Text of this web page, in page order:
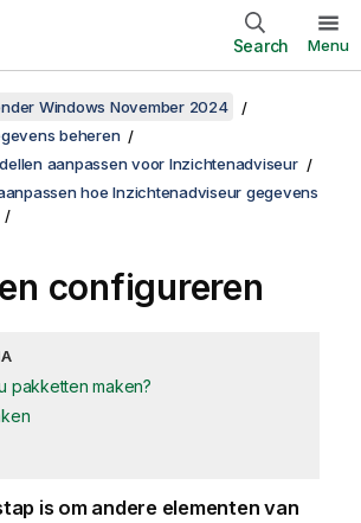
Search Menu
Windows November 2024
beheren
aanpassen voor Inzichtenadviseur
hoe Inzichtenadviseur gegevens
configureren
pakketten maken?
is om andere elementen van